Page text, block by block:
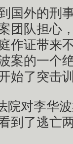
国外的刑
团队担心
作证带来
案的一个
始了突击
院对李华
到了逃亡